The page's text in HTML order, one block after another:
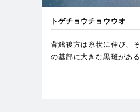
トゲチョウチョウウオ
背鰭後方は糸状に伸び、そ
の基部に大きな黒斑がある